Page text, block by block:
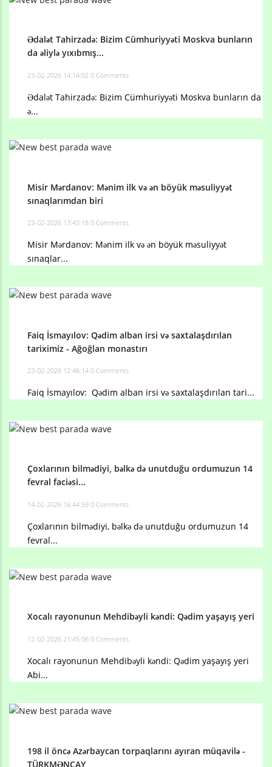
Ədalət Tahirzadə: Bizim Cümhuriyyəti Moskva bunların
da əliylə yıxıbmış...
23-02-2026 14:14:02 0 Comments
Ədalət Tahirzadə: Bizim Cümhuriyyəti Moskva bunların da
ə...
Misir Mərdanov: Mənim ilk və ən böyük məsuliyyət
sınaqlarımdan biri
23-02-2026 13:43:18 0 Comments
Misir Mərdanov: Mənim ilk və ən böyük məsuliyyət
sınaqlar...
Faiq İsmayılov: Qədim alban irsi və saxtalaşdırılan
tariximiz - Ağoğlan monastırı
23-02-2026 12:46:14 0 Comments
Faiq İsmayılov: Qədim alban irsi və saxtalaşdırılan tari...
Çoxlarının bilmədiyi, bəlkə də unutduğu ordumuzun 14
fevral faciəsi...
14-02-2026 16:44:59 0 Comments
Çoxlarının bilmədiyi, bəlkə də unutduğu ordumuzun 14
fevral...
Xocalı rayonunun Mehdibəyli kəndi: Qədim yaşayış yeri
12-02-2026 21:45:06 0 Comments
Xocalı rayonunun Mehdibəyli kəndi: Qədim yaşayış yeri
Abi...
198 il öncə Azərbaycan torpaqlarını ayıran müqavilə -
TÜRKMƏNÇAY